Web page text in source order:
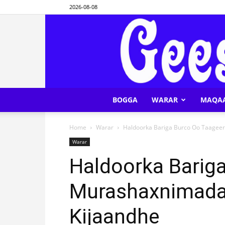
2026-08-08
BOGGA WARAR
Home Warar Haldoorka Bariga Burco Oo
Warar
Haldoorka
Kijaandhe